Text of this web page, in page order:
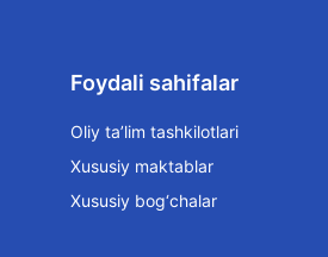
Foydali sahifalar
Oliy ta’lim tashkilotlari
Xususiy maktablar
Xususiy bog‘chalar